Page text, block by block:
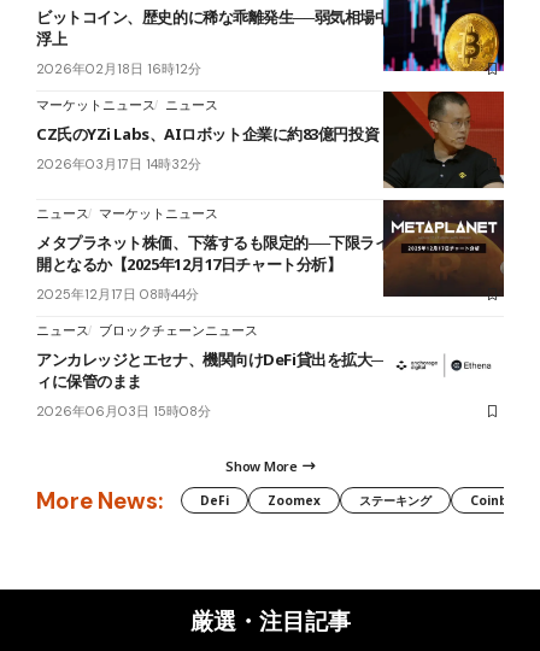
ビットコイン、歴史的に稀な乖離発生──弱気相場中に急騰の可能性
浮上
2026年02月18日 16時12分
マーケットニュース ニュース
CZ氏のYZi Labs、AIロボット企業に約83億円投資
2026年03月17日 14時32分
ニュース マーケットニュース
メタプラネット株価、下落するも限定的──下限ライン維持し上昇再
開となるか【2025年12月17日チャート分析】
2025年12月17日 08時44分
ニュース ブロックチェーンニュース
アンカレッジとエセナ、機関向けDeFi貸出を拡大──担保はカストデ
ィに保管のまま
2026年06月03日 15時08分
Show More
More News: DeFi Zoomex ステーキング Coinbase
厳選・注目記事